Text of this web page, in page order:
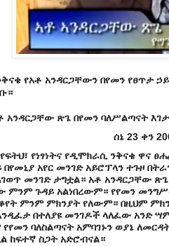
የአቶ አንዳርጋቸውን በየመን
አንዳርጋቸው ጽጌ በየመን ባለሥልጣናት
ሰኔ 23 ቀን
የፍትህ፣ የነፃነትና የዲሞክራሲ ንቅናቄ ዋና
አየር መንገድ አይሮፕላን ተጉዞ
መንገድ ታግቷል። አቶ አንዳርጋቸው
ምንም ጉዳይ አልነበረውም። የየመን
ምንም ምክንያት የለውም። በዚህም
በተለያዩ መንገዶች ላለፈው አንድ
ባለስልጣናት አምባገኑን ወያኔ
ከፍተኛ ስጋት አድሮብናል።